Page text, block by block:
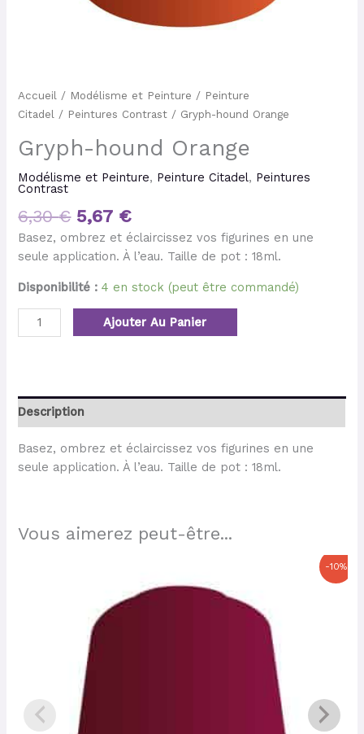
Accueil / Modélisme et Peinture / Peinture
Citadel / Peintures Contrast / Gryph-hound Orange
Gryph-hound Orange
Modélisme et Peinture, Peinture Citadel, Peintures
Contrast
6,30€ 5,67 €
Basez, ombrez et éclaircissez vos figurines en une
seule application. À l’eau. Taille de pot : 18ml.
Disponibilité : 4 en stock (peut être commandé)
Ajouter Au Panier
Description
Basez, ombrez et éclaircissez vos figurines en une
seule application. À l’eau. Taille de pot : 18ml.
Vous aimerez peut-être...
-10%
6,30 €.
est :
5,67 €.